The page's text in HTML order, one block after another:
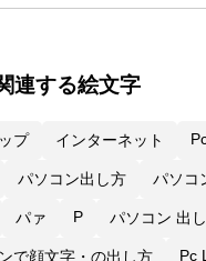
連する絵文字
プ インターネット
パソコン出し方 パソコ
パァ P パソコン 出
で顔文字・の出し方 Pc